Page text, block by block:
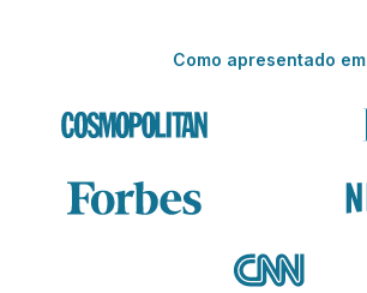
Como apresentado em